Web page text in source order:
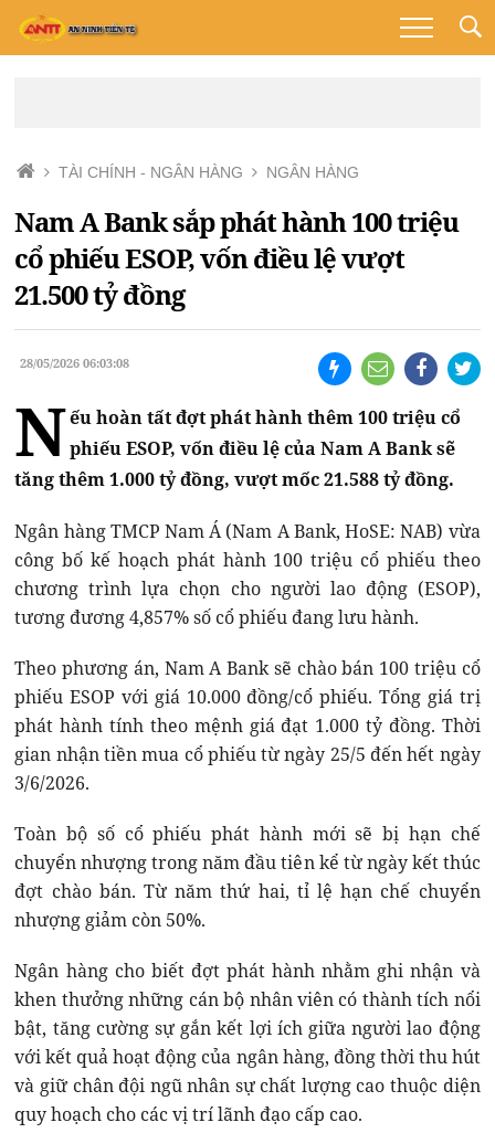
TÀI CHÍNH - NGÂN HÀNG NGÂN HÀNG
Nam A Bank sắp phát hành 100 triệu
cổ phiếu ESOP, vốn điều lệ vượt
21.500 tỷ đồng
28/05/2026 06:03:08
Nếu hoàn tất đợt phát hành thêm 100 triệu cổ
phiếu ESOP, vốn điều lệ của Nam A Bank sẽ
tăng thêm 1.000 tỷ đồng, vượt mốc 21.588 tỷ đồng.
Ngân hàng TMCP Nam Á (Nam A Bank, HoSE: NAB) vừa
công bố kế hoạch phát hành 100 triệu cổ phiếu theo
chương trình lựa chọn cho người lao động (ESOP),
tương đương 4,857% số cổ phiếu đang lưu hành.
Theo phương án, Nam A Bank sẽ chào bán 100 triệu cổ
phiếu ESOP với giá 10.000 đồng/cổ phiếu. Tổng giá trị
phát hành tính theo mệnh giá đạt 1.000 tỷ đồng. Thời
gian nhận tiền mua cổ phiếu từ ngày 25/5 đến hết ngày
3/6/2026.
Toàn bộ số cổ phiếu phát hành mới sẽ bị hạn chế
chuyển nhượng trong năm đầu tiên kể từ ngày kết thúc
đợt chào bán. Từ năm thứ hai, tỉ lệ hạn chế chuyển
nhượng giảm còn 50%.
Ngân hàng cho biết đợt phát hành nhằm ghi nhận và
khen thưởng những cán bộ nhân viên có thành tích nổi
bật, tăng cường sự gắn kết lợi ích giữa người lao động
với kết quả hoạt động của ngân hàng, đồng thời thu hút
và giữ chân đội ngũ nhân sự chất lượng cao thuộc diện
quy hoạch cho các vị trí lãnh đạo cấp cao.